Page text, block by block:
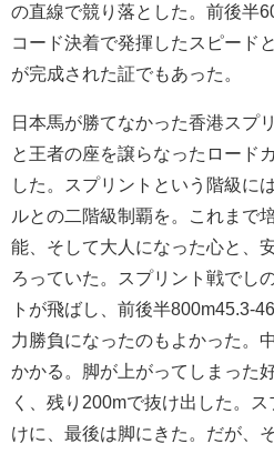
の直線で競り落とした。前後半
コード決着で発揮したスピード
が完成された証でもあった。
日本馬が勝てなかった香港スプ
と王者の座を譲らなったロード
した。スプリントという階級に
ルとの二階級制覇を。これまで
能、そして大人になった心と、
ろっていた。スプリント戦でし
トが飛ばし、前後半800m45.3-
力勝負になったのもよかった。
かかる。脚が上がってしまった
く、残り200mで抜け出した。
けに、最後は脚にきた。だが、